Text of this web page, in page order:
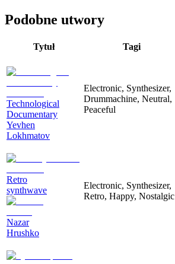
Podobne utwory
Tytuł Tagi
Technological
Documentary
Yevhen
Lokhmatov
Electronic, Synthesizer,
Drummachine, Neutral,
Peaceful
Retro
synthwave
Nazar
Hrushko
Electronic, Synthesizer,
Retro, Happy, Nostalgic